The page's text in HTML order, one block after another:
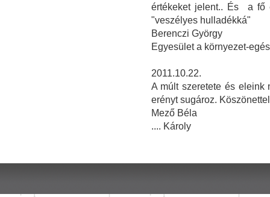
értékeket jelent.. És a fő
"veszélyes hulladékká"
Berenczi György
Egyesület a környezet-
2011.10.22.
A múlt szeretete és eleink
erényt sugároz.
Mező Béla
.... Károly